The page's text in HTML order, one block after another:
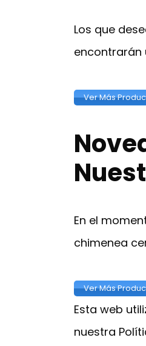
Los que
encontrarán
Ver Más
En el
chimenea
Ver Más
Esta web
nuestra